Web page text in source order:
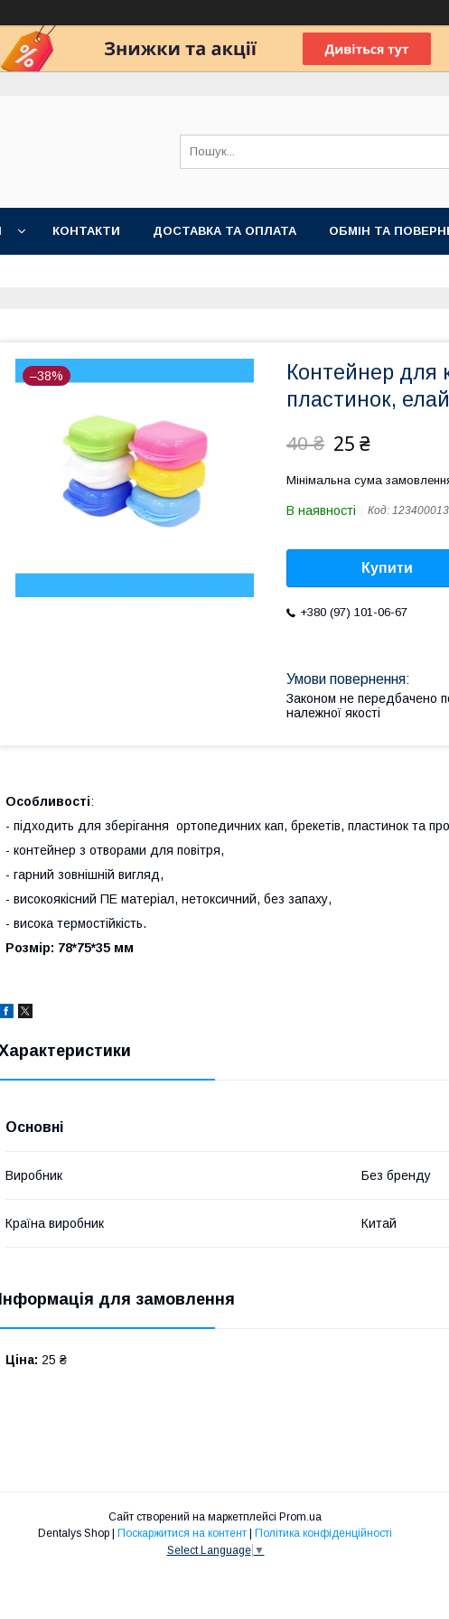
КОНТАКТИ ДОСТАВКА ТА ОПЛАТА ОБМІН ТА
–38%
Контейнер для
пластинок,
40 ₴ 25 ₴
Мінімальна сума
В наявності Код:
Купити
+380 (97) 101-06-67
Законом не передбачено
належної якості
Особливості:
- підходить для зберігання ортопедичних кап, брекетів, пластинок та
- контейнер з отворами для повітря,
- гарний зовнішній вигляд,
- високоякісний ПЕ матеріал, нетоксичний, без запаху,
- висока термостійкість.
Розмір: 78*75*35 мм
Основні
Виробник Без бренду
Країна виробник Китай
Інформація для замовлення
Ціна: 25 ₴
Сайт створений на маркетплейсі Prom.ua
Поскаржитися на контент
Політика конфіденційності
Select Language ▼